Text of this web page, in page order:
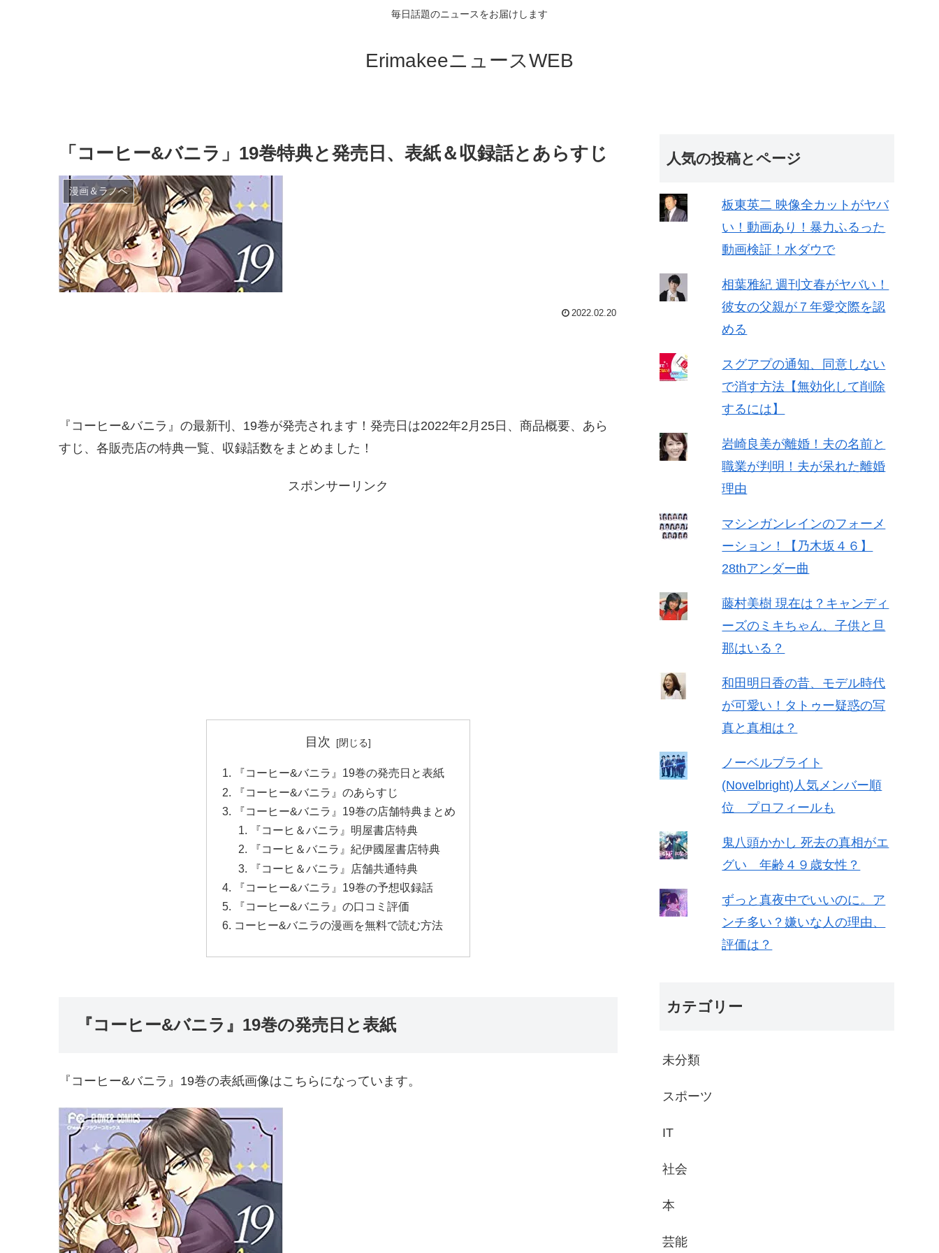
毎日話題のニュースをお届けします
ErimakeeニュースWEB
「コーヒー&バニラ」19巻特典と発売日、表紙＆収録話とあらすじ
漫画＆ラノベ
2022.02.20
『コーヒー&バニラ』の最新刊、19巻が発売されます！発売日は2022年2月25日、商品概要、あら
すじ、各販売店の特典一覧、収録話数をまとめました！
スポンサーリンク
目次
『コーヒー&バニラ』19巻の発売日と表紙
『コーヒー&バニラ』のあらすじ
『コーヒー&バニラ』19巻の店舗特典まとめ
『コーヒ＆バニラ』明屋書店特典
『コーヒ＆バニラ』紀伊國屋書店特典
『コーヒ＆バニラ』店舗共通特典
『コーヒー&バニラ』19巻の予想収録話
『コーヒー&バニラ』の口コミ評価
コーヒー&バニラの漫画を無料で読む方法
『コーヒー&バニラ』19巻の発売日と表紙
『コーヒー&バニラ』19巻の表紙画像はこちらになっています。
人気の投稿とページ
板東英二 映像全カットがヤバ
い！動画あり！暴力ふるった
動画検証！水ダウで
相葉雅紀 週刊文春がヤバい！
彼女の父親が７年愛交際を認
める
スグアプの通知、同意しない
で消す方法【無効化して削除
するには】
岩崎良美が離婚！夫の名前と
職業が判明！夫が呆れた離婚
理由
マシンガンレインのフォーメ
ーション！【乃木坂４６】
28thアンダー曲
藤村美樹 現在は？キャンディ
ーズのミキちゃん、子供と旦
那はいる？
和田明日香の昔、モデル時代
が可愛い！タトゥー疑惑の写
真と真相は？
ノーベルブライト
(Novelbright)人気メンバー順
位 プロフィールも
鬼八頭かかし 死去の真相がエ
グい 年齢４９歳女性？
ずっと真夜中でいいのに。ア
ンチ多い？嫌いな人の理由、
評価は？
カテゴリー
未分類
スポーツ
IT
社会
本
芸能